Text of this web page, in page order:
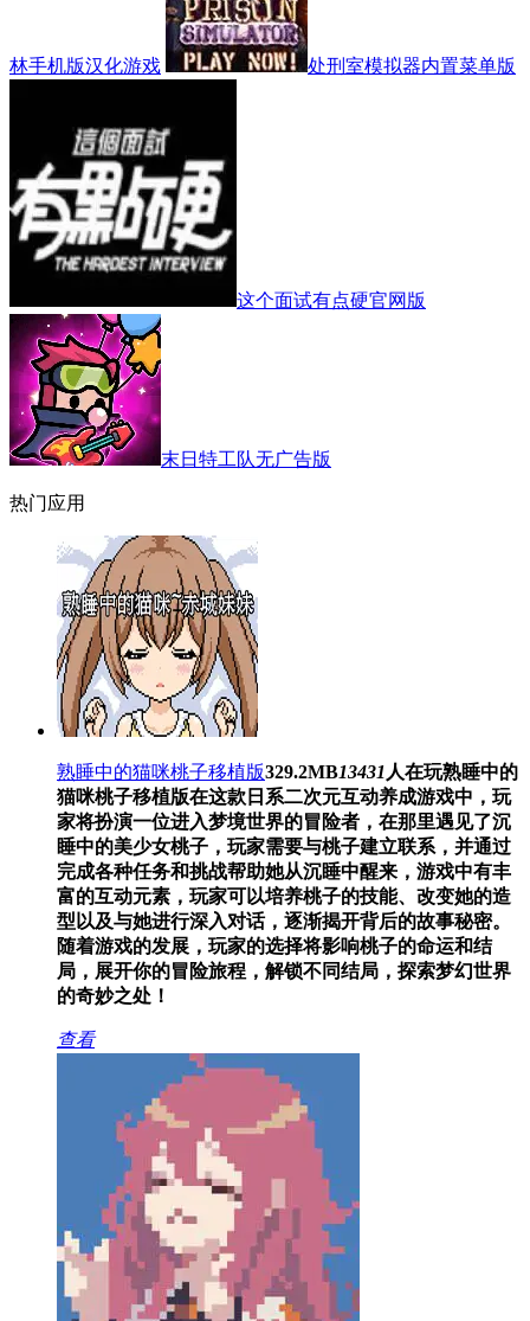
林手机版汉化游戏 处刑室模拟器内置菜单版
这个面试有点硬官网版
末日特工队无广告版
热门应用
熟睡中的猫咪桃子移植版329.2MB13431 人在玩熟睡中的
猫咪桃子移植版在这款日系二次元互动养成游戏中，玩
家将扮演一位进入梦境世界的冒险者，在那里遇见了沉
睡中的美少女桃子，玩家需要与桃子建立联系，并通过
完成各种任务和挑战帮助她从沉睡中醒来，游戏中有丰
富的互动元素，玩家可以培养桃子的技能、改变她的造
型以及与她进行深入对话，逐渐揭开背后的故事秘密。
随着游戏的发展，玩家的选择将影响桃子的命运和结
局，展开你的冒险旅程，解锁不同结局，探索梦幻世界
的奇妙之处！
查看